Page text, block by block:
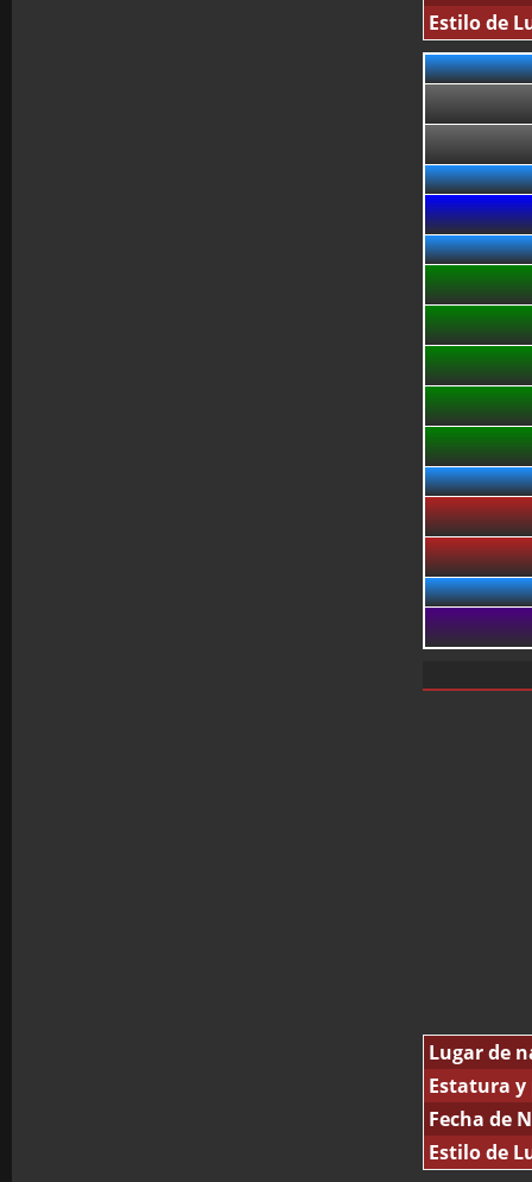
Estilo de
Lugar de
Estatura y
Fecha de
Estilo de